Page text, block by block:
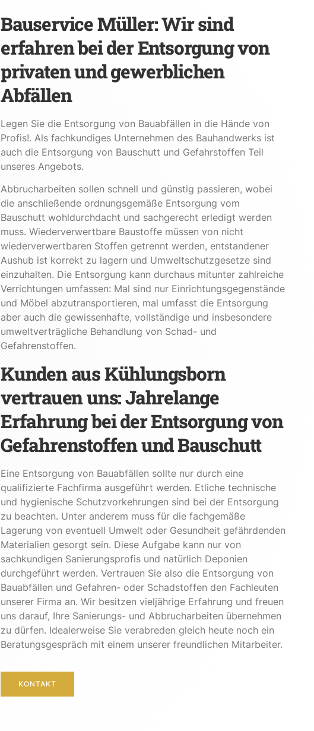
Bauservice Müller: Wir sind
erfahren bei der Entsorgung von
privaten und gewerblichen
Abfällen
Legen Sie die Entsorgung von Bauabfällen in die Hände von
Profis!. Als fachkundiges Unternehmen des Bauhandwerks ist
auch die Entsorgung von Bauschutt und Gefahrstoffen Teil
unseres Angebots.
Abbrucharbeiten sollen schnell und günstig passieren, wobei
die anschließende ordnungsgemäße Entsorgung vom
Bauschutt wohldurchdacht und sachgerecht erledigt werden
muss. Wiederverwertbare Baustoffe müssen von nicht
wiederverwertbaren Stoffen getrennt werden, entstandener
Aushub ist korrekt zu lagern und Umweltschutzgesetze sind
einzuhalten. Die Entsorgung kann durchaus mitunter zahlreiche
Verrichtungen umfassen: Mal sind nur Einrichtungsgegenstände
und Möbel abzutransportieren, mal umfasst die Entsorgung
aber auch die gewissenhafte, vollständige und insbesondere
umweltverträgliche Behandlung von Schad- und
Gefahrenstoffen.
Kunden aus Kühlungsborn
vertrauen uns: Jahrelange
Erfahrung bei der Entsorgung von
Gefahrenstoffen und Bauschutt
Eine Entsorgung von Bauabfällen sollte nur durch eine
qualifizierte Fachfirma ausgeführt werden. Etliche technische
und hygienische Schutzvorkehrungen sind bei der Entsorgung
zu beachten. Unter anderem muss für die fachgemäße
Lagerung von eventuell Umwelt oder Gesundheit gefährdenden
Materialien gesorgt sein. Diese Aufgabe kann nur von
sachkundigen Sanierungsprofis und natürlich Deponien
durchgeführt werden. Vertrauen Sie also die Entsorgung von
Bauabfällen und Gefahren- oder Schadstoffen den Fachleuten
unserer Firma an. Wir besitzen vieljährige Erfahrung und freuen
uns darauf, Ihre Sanierungs- und Abbrucharbeiten übernehmen
zu dürfen. Idealerweise Sie verabreden gleich heute noch ein
Beratungsgespräch mit einem unserer freundlichen Mitarbeiter.
KONTAKT